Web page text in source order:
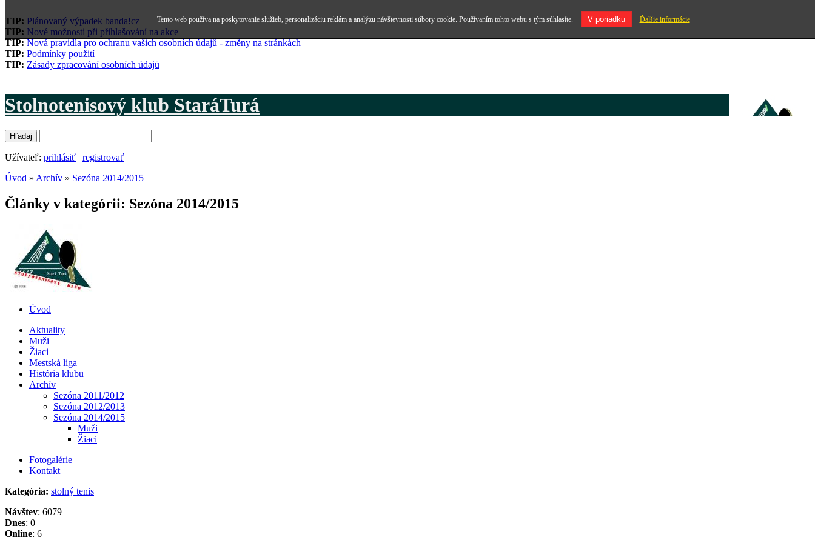
TIP: Plánovaný výpadek banda!cz
TIP: Nové možnosti při přihlašování na akce
TIP: Nová pravidla pro ochranu vašich osobních údajů - změny na stránkách
TIP: Podmínky použití
TIP: Zásady zpracování osobních údajů
Stolnotenisový klub StaráTurá
Užívateľ: prihlásiť | registrovať
Úvod » Archív » Sezóna 2014/2015
Články v kategórii: Sezóna 2014/2015
Úvod
Aktuality
Muži
Žiaci
Mestská liga
História klubu
Archív
Sezóna 2011/2012
Sezóna 2012/2013
Sezóna 2014/2015
Muži
Žiaci
Fotogalérie
Kontakt
Kategória: stolný tenis
Návštev: 6079
Dnes: 0
Online: 6
Tento web používa na poskytovanie služieb, personalizáciu reklám a analýzu návštevnosti súbory cookie. Používaním tohto webu s tým súhlasíte. V poriadku Ďalšie informácie